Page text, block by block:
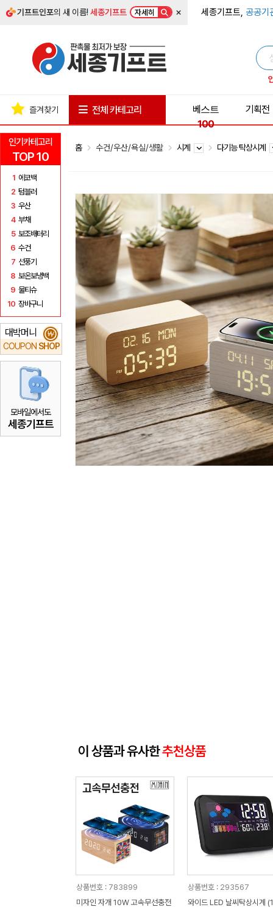
기프트인포의 새 이름!세종기프트 자세히 × 세종기프트, 공공기
인기카테고리
TOP 10
1 에코백
2 텀블러
3 우산
4 부채
5 보조배터리
6 수건
7 선풍기
8 보온보냉백
9 물티슈
10 장바구니
대박머니
COUPON SHOP
₩
모바일에서도
세종기프트
즐겨찾기 전체 카테고리
베스트
100
기획전
홈 수건/우산/욕실/생활 시계 다기능 탁상시계
이 상품과 유사한추천상품
상품번호 : 783899
미자인 자개 10W 고속무선충전
상품번호 : 293567
와이드 LED 날씨탁상시계